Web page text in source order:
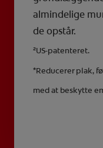
almindelige
de opstår.
²US-patenteret.
*Reducerer plak,
med at beskytte